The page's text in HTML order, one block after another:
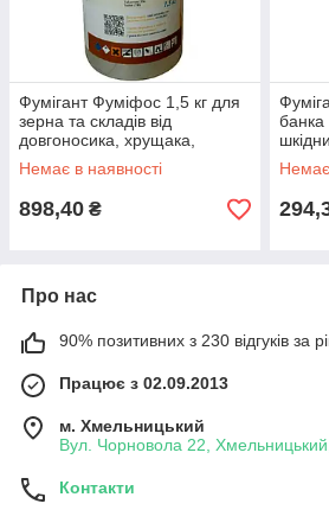
Фумігант Фуміфос 1,5 кг для
зерна та складів від
довгоносика, хрущака,
борошноїда, горохової
зернівки, зернової молі,
Немає в наявності
898,40 ₴
банка
Немає
Про нас
90% позитивних з 230 відгуків за
Працює з 02.09.2013
м. Хмельницький
Вул. Чорновола 22,
Контакти